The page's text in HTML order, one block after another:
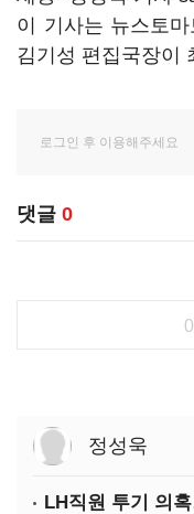
이 기사는 뉴스토
김기성 편집국장이
댓글 0
정성욱